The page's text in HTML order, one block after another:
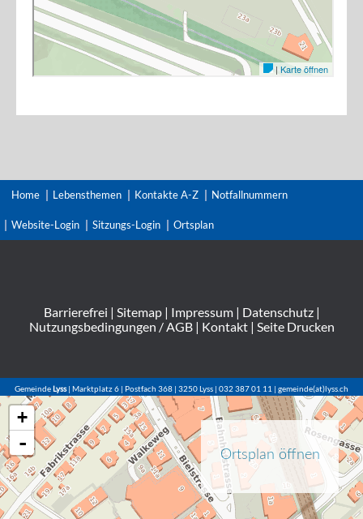
Home Lebensthemen Kontakte A-Z Notfallnummern
Website-Login Sitzungs-Login Ortsplan
Barrierefrei | Sitemap| Impressum| Datenschutz|
Nutzungsbedingungen / AGB| Kontakt| Seite Drucken
GemeindeLyss| Marktplatz 6 | Postfach 368 | 3250 Lyss | 032 387 01 11 | gemeinde(at)lyss.ch